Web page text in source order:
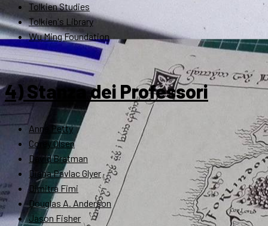
Tolkien Studies
Tolkien's Library
Wu Ming Foundation
4) Stanza dei Professori
Anne Petty
Corey Olsen
David Bratman
Diana Pavlac Glyer
Dimitra Fimi
Douglas A. Anderson
Jason Fisher